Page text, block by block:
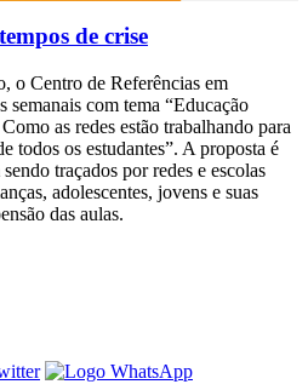
de crise
o Centro de Referências em
com tema “Educação
as redes estão trabalhando para
todos os estudantes”. A proposta é
traçados por redes e escolas
adolescentes, jovens e suas
das aulas.